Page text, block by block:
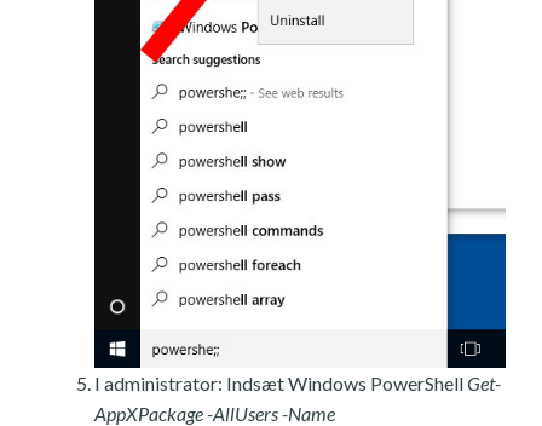
I administrator: Indsæt Windows PowerShellGet-
AppXPackage -AllUsers -Name